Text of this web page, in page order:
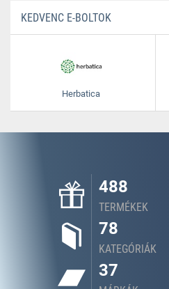
KEDVENC E-BOLTOK
Herbatica
488
TERMÉKEK
78
KATEGÓRIÁK
37